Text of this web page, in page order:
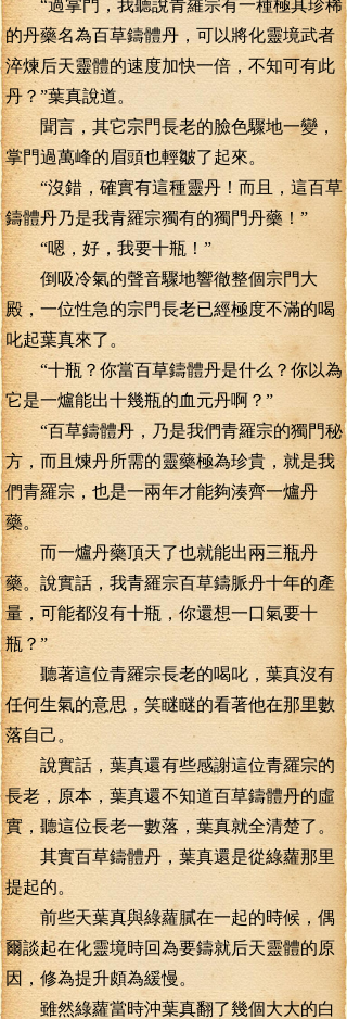
“過掌門，我聽說青羅宗有一種極其珍稀
的丹藥名為百草鑄體丹，可以將化靈境武者
淬煉后天靈體的速度加快一倍，不知可有此
丹？”葉真說道。
聞言，其它宗門長老的臉色驟地一變，
掌門過萬峰的眉頭也輕皺了起來。
“沒錯，確實有這種靈丹！而且，這百草
鑄體丹乃是我青羅宗獨有的獨門丹藥！”
“嗯，好，我要十瓶！”
倒吸冷氣的聲音驟地響徹整個宗門大
殿，一位性急的宗門長老已經極度不滿的喝
叱起葉真來了。
“十瓶？你當百草鑄體丹是什么？你以為
它是一爐能出十幾瓶的血元丹啊？”
“百草鑄體丹，乃是我們青羅宗的獨門秘
方，而且煉丹所需的靈藥極為珍貴，就是我
們青羅宗，也是一兩年才能夠湊齊一爐丹
藥。
而一爐丹藥頂天了也就能出兩三瓶丹
藥。說實話，我青羅宗百草鑄脈丹十年的產
量，可能都沒有十瓶，你還想一口氣要十
瓶？”
聽著這位青羅宗長老的喝叱，葉真沒有
任何生氣的意思，笑瞇瞇的看著他在那里數
落自己。
說實話，葉真還有些感謝這位青羅宗的
長老，原本，葉真還不知道百草鑄體丹的虛
實，聽這位長老一數落，葉真就全清楚了。
其實百草鑄體丹，葉真還是從綠蘿那里
提起的。
前些天葉真與綠蘿膩在一起的時候，偶
爾談起在化靈境時回為要鑄就后天靈體的原
因，修為提升頗為緩慢。
雖然綠蘿當時沖葉真翻了幾個大大的白